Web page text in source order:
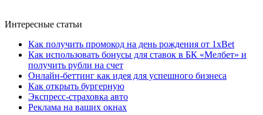
Интересные статьи
Как получить промокод на день рождения от 1xBet
Как использовать бонусы для ставок в БК «Мелбет» и
получить рубли на счет
Онлайн-беттинг как идея для успешного бизнеса
Как открыть бургерную
Экспресс-страховка авто
Реклама на ваших окнах